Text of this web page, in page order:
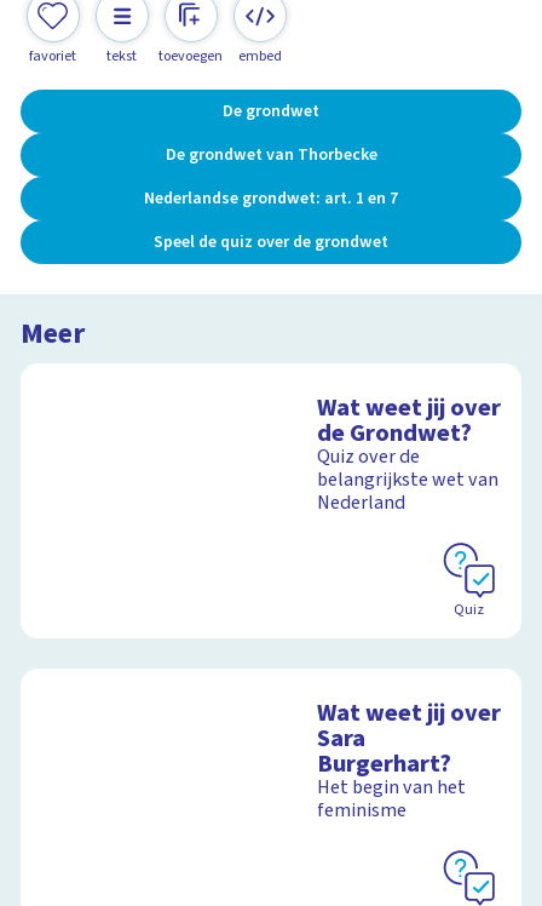
favoriet tekst toevoegen embed
De grondwet
De grondwet van Thorbecke
Nederlandse grondwet: art. 1 en 7
Speel de quiz over de grondwet
Meer
Wat weet jij over
de Grondwet?
Quiz over de
belangrijkste wet van
Nederland
Quiz
Wat weet jij over
Sara
Burgerhart?
Het begin van het
feminisme